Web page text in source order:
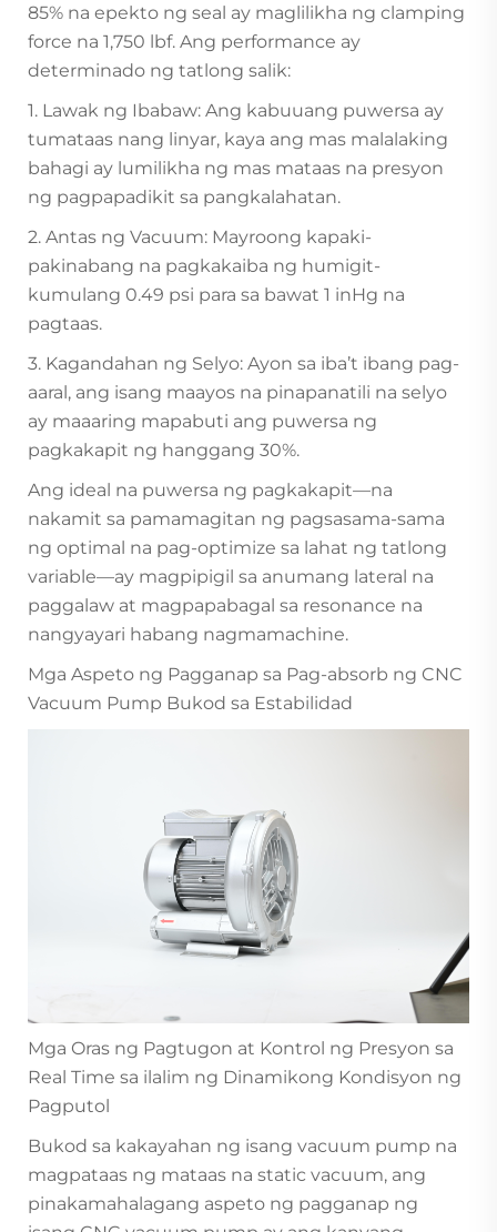
85% na epekto ng seal ay maglilikha ng clamping
force na 1,750 lbf. Ang performance ay
determinado ng tatlong salik:
1. Lawak ng Ibabaw: Ang kabuuang puwersa ay
tumataas nang linyar, kaya ang mas malalaking
bahagi ay lumilikha ng mas mataas na presyon
ng pagpapadikit sa pangkalahatan.
2. Antas ng Vacuum: Mayroong kapaki-
pakinabang na pagkakaiba ng humigit-
kumulang 0.49 psi para sa bawat 1 inHg na
pagtaas.
3. Kagandahan ng Selyo: Ayon sa iba’t ibang pag-
aaral, ang isang maayos na pinapanatili na selyo
ay maaaring mapabuti ang puwersa ng
pagkakapit ng hanggang 30%.
Ang ideal na puwersa ng pagkakapit—na
nakamit sa pamamagitan ng pagsasama-sama
ng optimal na pag-optimize sa lahat ng tatlong
variable—ay magpipigil sa anumang lateral na
paggalaw at magpapabagal sa resonance na
nangyayari habang nagmamachine.
Mga Aspeto ng Pagganap sa Pag-absorb ng CNC
Vacuum Pump Bukod sa Estabilidad
Mga Oras ng Pagtugon at Kontrol ng Presyon sa
Real Time sa ilalim ng Dinamikong Kondisyon ng
Pagputol
Bukod sa kakayahan ng isang vacuum pump na
magpataas ng mataas na static vacuum, ang
pinakamahalagang aspeto ng pagganap ng